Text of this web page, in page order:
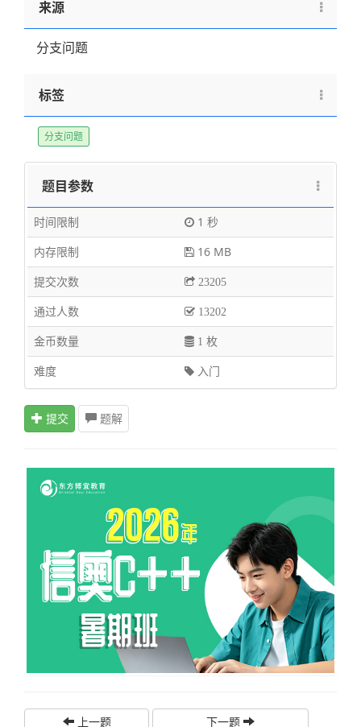
来源
分支问题
标签
分支问题
题目参数
时间限制
1 秒
内存限制
16 MB
提交次数
23205
通过人数 13202
金币数量 1 枚
难度 入门
提交 题解
上一题 下一题